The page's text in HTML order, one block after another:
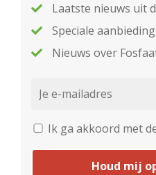
Laatste nieuws uit
Speciale
Nieuws over
Ik ga akkoord met
Houd mij